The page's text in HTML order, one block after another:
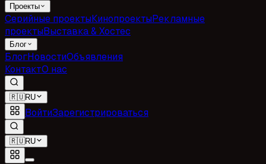
Проекты
Серийные проектыКинопроектыРекламные
проектыВыставка & Хостес
Блог
БлогНовостиОбъявления
КонтактО нас
🇷🇺RU
ВойтиЗарегистрироваться
🇷🇺RU